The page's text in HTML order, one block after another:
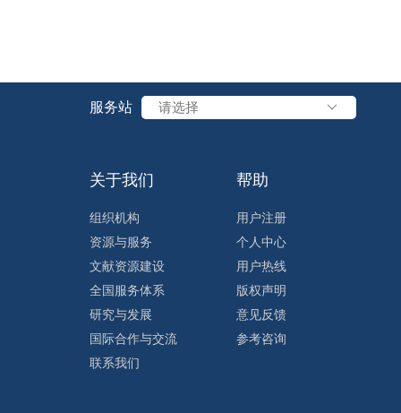
服务站 请选择
关于我们
组织机构
资源与服务
文献资源建设
全国服务体系
研究与发展
国际合作与交流
联系我们
帮助
用户注册
个人中心
用户热线
版权声明
意见反馈
参考咨询